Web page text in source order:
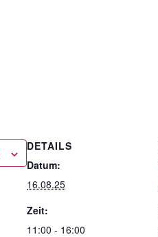
DETAILS
Datum:
16.08.25
Zeit:
11:00 - 16:00